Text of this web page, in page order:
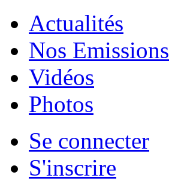
Actualités
Nos Emissions
Vidéos
Photos
Se connecter
S'inscrire